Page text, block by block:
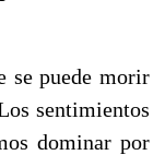
se puede morir
sentimientos
dominar por